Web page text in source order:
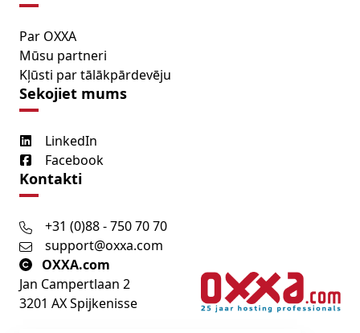
Par OXXA
Mūsu partneri
Kļūsti par tālākpārdevēju
Sekojiet mums
LinkedIn
Facebook
Kontakti
+31 (0)88 - 750 70 70
support@oxxa.com
OXXA.com
Jan Campertlaan 2
3201 AX Spijkenisse